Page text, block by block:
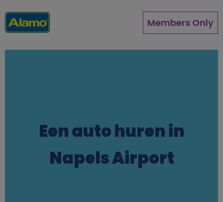
zum
Inhalt
Members Only
Een auto huren in
Napels Airport